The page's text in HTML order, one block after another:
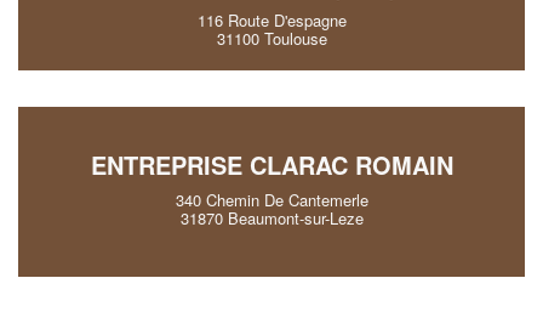
116 Route D'espagne
31100 Toulouse
ENTREPRISE CLARAC ROMAIN
340 Chemin De Cantemerle
31870 Beaumont-sur-Leze